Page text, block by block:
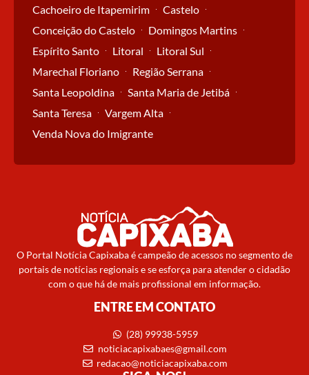
Cachoeiro de Itapemirim
Castelo
Conceição do Castelo
Domingos Martins
Espírito Santo
Litoral
Litoral Sul
Marechal Floriano
Região Serrana
Santa Leopoldina
Santa Maria de Jetibá
Santa Teresa
Vargem Alta
Venda Nova do Imigrante
O Portal Notícia Capixaba é campeão de acessos no segmento de
portais de notícias regionais e se esforça para atender o cidadão
com o que há de mais profissional em informação.
ENTRE EM CONTATO
(28) 99938-5959
noticiacapixabaes@gmail.com
redacao@noticiacapixaba.com